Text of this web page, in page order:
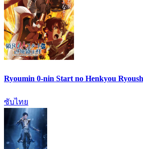
Ryoumin 0-nin Start no Henkyou
ซับไทย